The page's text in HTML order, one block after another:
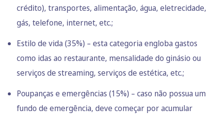
crédito), transportes, alimentação, água, eletrecidade,
gás, telefone, internet, etc.;
Estilo de vida (35%) – esta categoria engloba gastos
como idas ao restaurante, mensalidade do ginásio ou
serviços de streaming, serviços de estética, etc.;
Poupanças e emergências (15%) – caso não possua um
fundo de emergência, deve começar por acumular